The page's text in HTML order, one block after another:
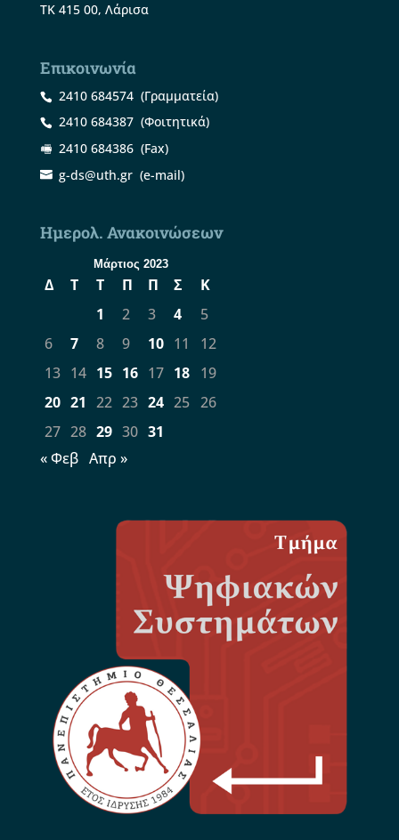
ΤΚ 415 00, Λάρισα
Επικοινωνία
2410 684574(Γραμματεία)
2410 684387(Φοιτητικά)
2410 684386(Fax)
g-ds@uth.gr(e-mail)
Ημερολ. Ανακοινώσεων
Μάρτιος 2023
Δ Τ Τ Π Π Σ
Κ
1
2 3 4
5
6
7 8 9 10 11
12
13 14 15 16 17 18
19
20 21 22 23 24 25 26
27 28 29 30 31
« Φεβ Απρ »